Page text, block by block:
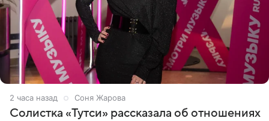
2 часа назад Соня Жарова
Солистка «Тутси» рассказала об отношениях